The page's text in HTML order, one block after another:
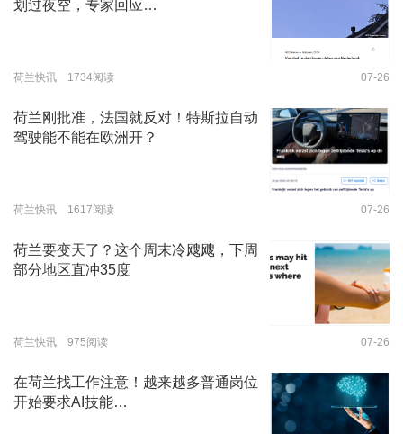
划过夜空，专家回应…
荷兰快讯 1734阅读 07-26
荷兰刚批准，法国就反对！特斯拉自动
驾驶能不能在欧洲开？
荷兰快讯 1617阅读 07-26
荷兰要变天了？这个周末冷飕飕，下周
部分地区直冲35度
荷兰快讯 975阅读 07-26
在荷兰找工作注意！越来越多普通岗位
开始要求AI技能…